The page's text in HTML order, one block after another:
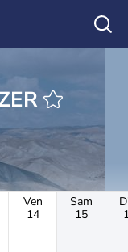
Ven
14
Sam
15